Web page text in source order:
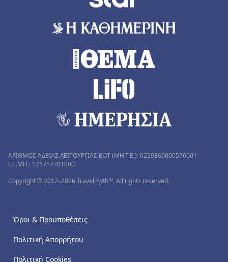
ΑΡΙΘΜΟΣ ΑΔΕΙΑΣ ΛΕΙΤΟΥΡΓΙΑΣ ΕΟΤ (MH.T.E.): 0259Ε60000576001-
Γ.Ε.ΜΗ.: 121757201000
Copyright © 2012–2026 Travelmyth™. All rights reserved.
Όροι & Προϋποθέσεις
Πολιτική Απορρήτου
Πολιτική Cookies